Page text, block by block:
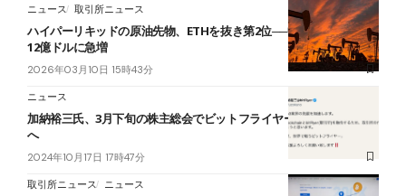
ニュース 取引所ニュース
ハイパーリキッドの原油先物、ETHを抜き第2位──中東緊張で取引高
12億ドルに急増
2026年03月10日 15時43分
ニュース
加納裕三氏、3月下旬の株主総会でビットフライヤー社長復帰を提案
へ
2024年10月17日 17時47分
取引所ニュース ニュース